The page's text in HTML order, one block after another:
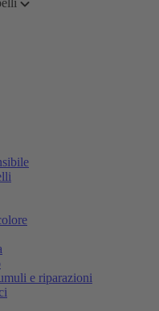
e riparazioni